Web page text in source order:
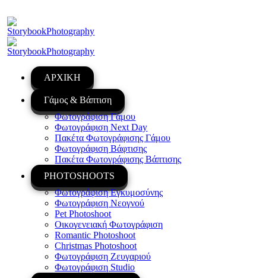
ΑΡΧΙΚΗ
Γάμος & Βάπτιση
Φωτογράφιση Γάμου
Φωτογράφιση Next Day
Πακέτα Φωτογράφισης Γάμου
Φωτογράφιση Βάφτισης
Πακέτα Φωτογράφισης Βάπτισης
PHOTOSHOOTS
Φωτογράφιση Εγκυμοσύνης
Φωτογράφιση Νεογνού
Pet Photoshoot
Οικογενειακή Φωτογράφιση
Romantic Photoshoot
Christmas Photoshoot
Φωτογράφιση Ζευγαριού
Φωτογράφιση Studio